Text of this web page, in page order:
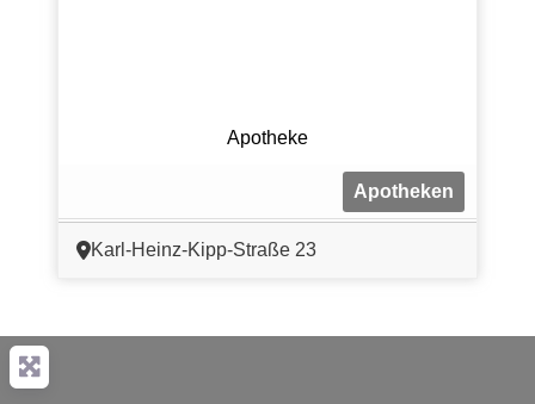
Apotheke
Apotheken
Karl-Heinz-Kipp-Straße 23